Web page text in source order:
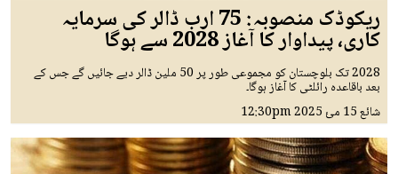
ریکوڈک منصوبہ: 75 ارب ڈالر کی سرمایہ
کاری، پیداوار کا آغاز 2028 سے ہوگا
2028 تک بلوچستان کو مجموعی طور پر 50 ملین ڈالر دیے جائیں گے جس کے
بعد باقاعدہ رائلٹی کا آغاز ہوگا۔
شائع15 مئ 2025 12:30pm